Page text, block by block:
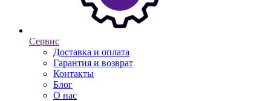
Сервис
Доставка и оплата
Гарантия и возврат
Контакты
Блог
О нас